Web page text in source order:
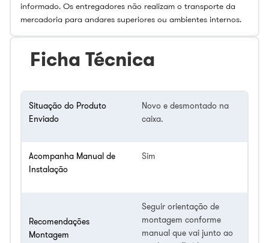
informado. Os entregadores não realizam o transporte da
mercadoria para andares superiores ou ambientes internos.
Ficha Técnica
Situação do Produto
Enviado
Novo e desmontado na
caixa.
Acompanha Manual de
Instalação
Sim
Recomendações
Montagem
Seguir orientação de
montagem conforme
manual que vai junto ao